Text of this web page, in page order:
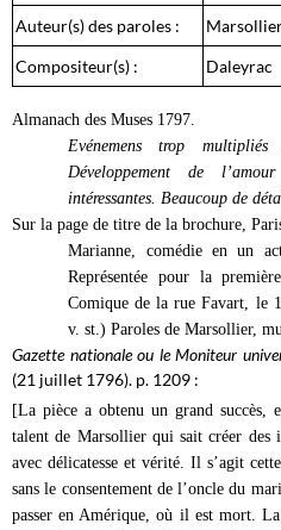
Auteur(s) des paroles :
Compositeur(s) :
Daleyrac
Almanach des Muses 1797.
Evénemens trop
Développement de
intéressantes. Beaucoup de
Sur la page de titre de la brochure,
Marianne, comédie en un
Représentée pour la
Comique de la rue Favart, le
v. st.) Paroles de Marsollier,
Gazette nationale ou le Moniteur
(21 juillet 1796). p. 1209 :
[La pièce a obtenu un grand
talent de Marsollier qui sait créer des
avec délicatesse et vérité. Il s’agit
sans le consentement de l’oncle du
passer en Amérique, où il est mort.